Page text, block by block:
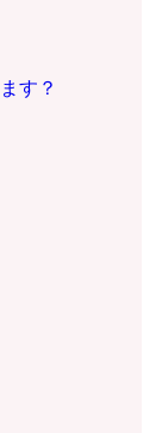
す？